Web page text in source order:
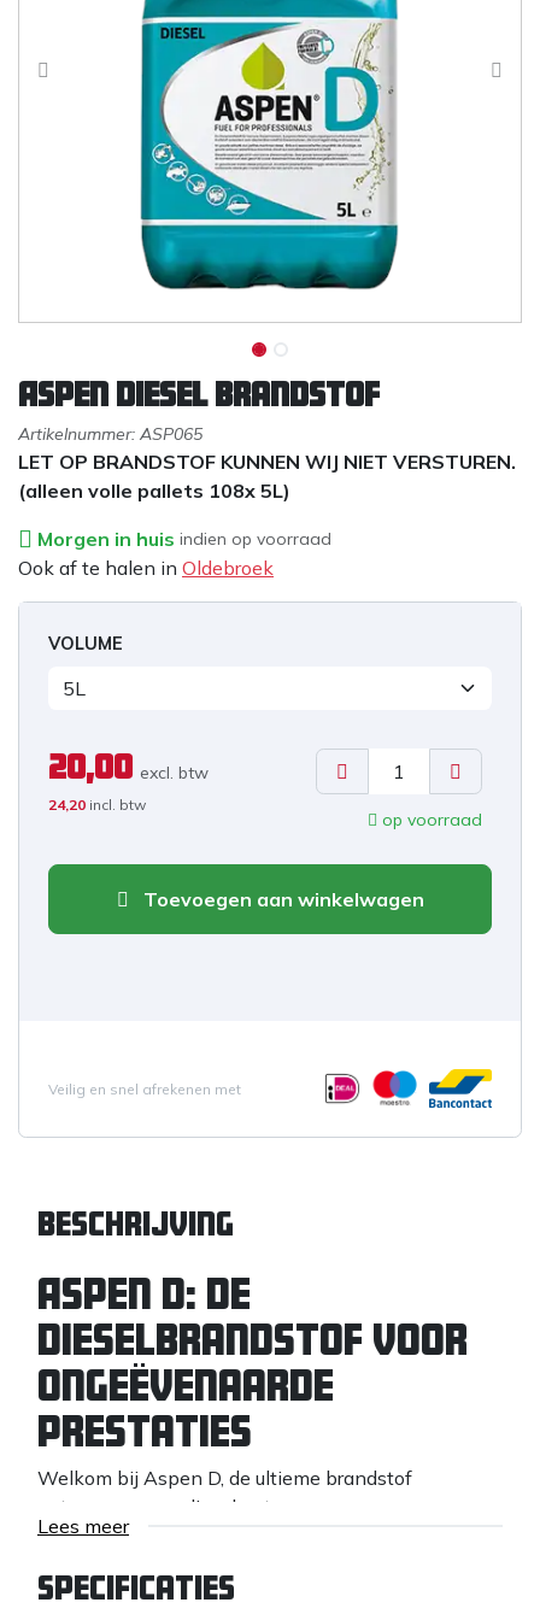
Aspen Diesel brandstof
Artikelnummer: ASP065
LET OP BRANDSTOF KUNNEN WIJ NIET VERSTUREN.
(alleen volle pallets 108x 5L)
Morgen in huis indien op voorraad
Ook af te halen in Oldebroek
VOLUME
20,00 excl. btw
24,20 incl. btw
op voorraad
Toevoegen aan winkelwagen
Veilig en snel afrekenen met
Beschrijving
Aspen D: De
Dieselbrandstof voor
Ongeëvenaarde
Prestaties
Welkom bij Aspen D, de ultieme brandstof
ontworpen voor dieselmotoren en
dieselverwarmers, of ze nu worden gebruikt in
consumententoepassingen. Met Aspen D kunt u
Lees meer
Specificaties